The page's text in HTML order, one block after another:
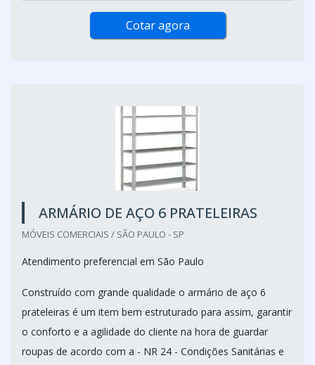
Cotar agora
ARMÁRIO DE AÇO 6 PRATELEIRAS
MÓVEIS COMERCIAIS / SÃO PAULO - SP
Atendimento preferencial em São Paulo
Construído com grande qualidade o armário de aço 6
prateleiras é um item bem estruturado para assim, garantir
o conforto e a agilidade do cliente na hora de guardar
roupas de acordo com a - NR 24 - Condições Sanitárias e